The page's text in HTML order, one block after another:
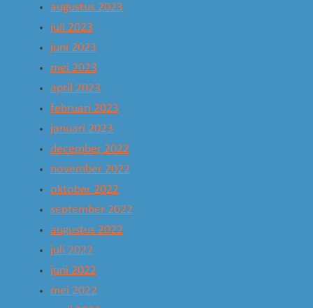
augustus 2023
juli 2023
juni 2023
mei 2023
april 2023
februari 2023
januari 2023
december 2022
november 2022
oktober 2022
september 2022
augustus 2022
juli 2022
juni 2022
mei 2022